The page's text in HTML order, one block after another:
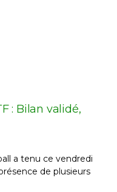
: Bilan validé,
a tenu ce vendredi
de plusieurs